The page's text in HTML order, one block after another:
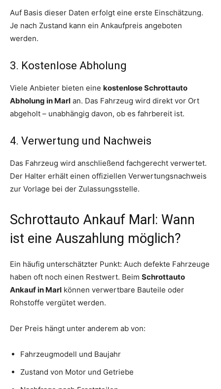
Auf Basis dieser Daten erfolgt eine erste Einschätzung.
Je nach Zustand kann ein Ankaufpreis angeboten
werden.
3. Kostenlose Abholung
Viele Anbieter bieten eine kostenlose Schrottauto
Abholung in Marl an. Das Fahrzeug wird direkt vor Ort
abgeholt – unabhängig davon, ob es fahrbereit ist.
4. Verwertung und Nachweis
Das Fahrzeug wird anschließend fachgerecht verwertet.
Der Halter erhält einen offiziellen Verwertungsnachweis
zur Vorlage bei der Zulassungsstelle.
Schrottauto Ankauf Marl: Wann
ist eine Auszahlung möglich?
Ein häufig unterschätzter Punkt: Auch defekte Fahrzeuge
haben oft noch einen Restwert. Beim Schrottauto
Ankauf in Marl können verwertbare Bauteile oder
Rohstoffe vergütet werden.
Der Preis hängt unter anderem ab von:
Fahrzeugmodell und Baujahr
Zustand von Motor und Getriebe